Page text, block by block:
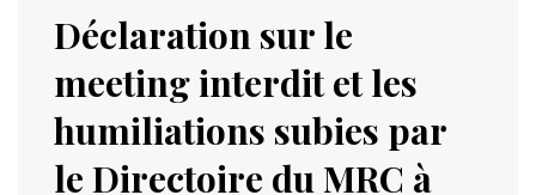
Déclaration sur le
meeting interdit et les
humiliations subies par
le Directoire du MRC à